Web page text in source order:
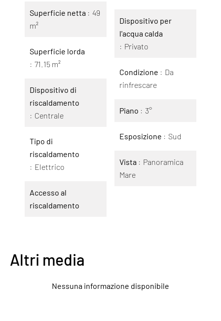
Superficie netta
49
m²
Superficie lorda
71.15 m²
Dispositivo di
riscaldamento
Centrale
Tipo di
riscaldamento
Elettrico
Accesso al
riscaldamento
Dispositivo per
l'acqua calda
Privato
Condizione
Da
rinfrescare
Piano 3°
Esposizione Sud
Vista
Panoramica
Mare
Altri media
Nessuna informazione disponibile